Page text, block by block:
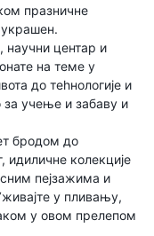
празничне
центар и
на теме у
до теһнологије и
за учење и забаву и
бродом до
идиличне колекције
пејзажима и
у пливању,
у овом прелепом